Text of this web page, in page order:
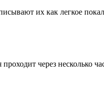
их как легкое
через несколько